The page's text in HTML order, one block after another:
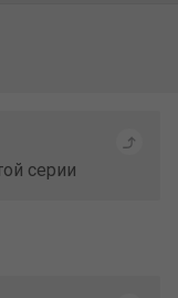
серии